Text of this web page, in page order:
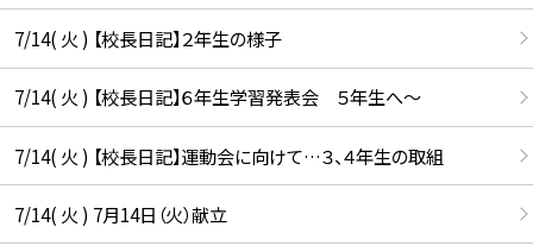
7/14( 火 ) 【校長日記】２年生の様子
7/14( 火 ) 【校長日記】６年生学習発表会 ５年生へ〜
7/14( 火 ) 【校長日記】運動会に向けて…３、４年生の取組
7/14( 火 ) 7月14日（火）献立